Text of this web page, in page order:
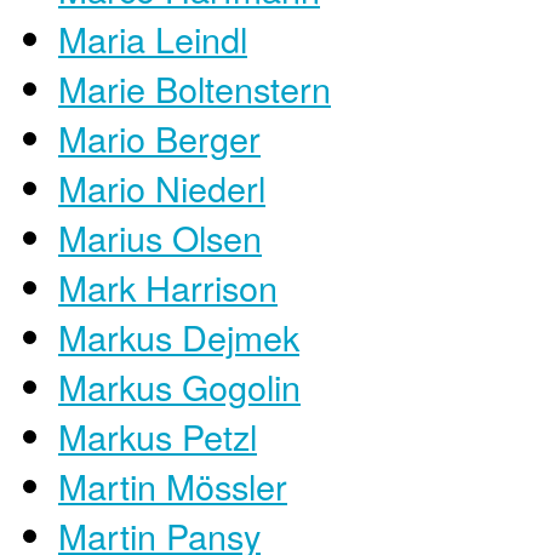
Maria Leindl
Marie Boltenstern
Mario Berger
Mario Niederl
Marius Olsen
Mark Harrison
Markus Dejmek
Markus Gogolin
Markus Petzl
Martin Mössler
Martin Pansy